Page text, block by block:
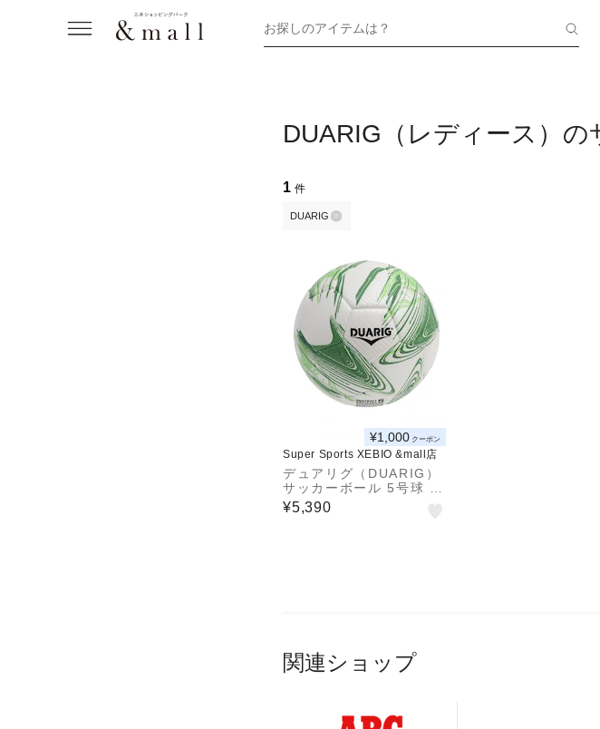
お探しのアイテムは？
DUARIG（レディース）
1 件
DUARIG
¥1,000 クーポン
Super Sports XEBIO &mall店
デュアリグ（DUARIG）
サッカーボール 5号球 検
定球 高周波 5S0001-AH
BL-781IM WxGRN
¥5,390
関連ショップ